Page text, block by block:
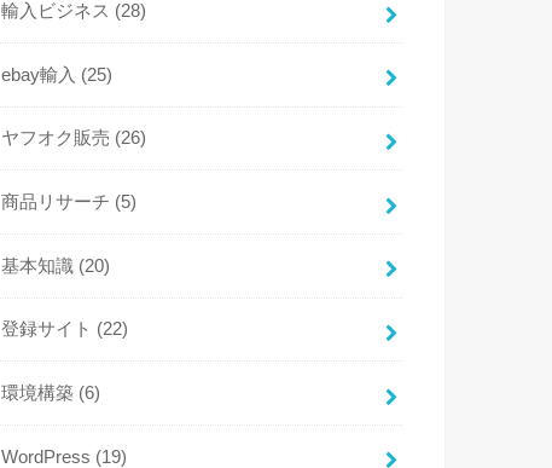
輸入ビジネス (28)
ebay輸入 (25)
ヤフオク販売 (26)
商品リサーチ (5)
基本知識 (20)
登録サイト (22)
環境構築 (6)
WordPress (19)